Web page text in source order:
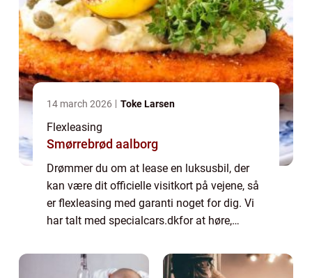
14 march 2026 Toke Larsen
Flexleasing
Smørrebrød aalborg
Drømmer du om at lease en luksusbil, der
kan være dit officielle visitkort på vejene, så
er flexleasing med garanti noget for dig. Vi
har talt med specialcars.dkfor at høre,
gang med flexleasing, skal du star...